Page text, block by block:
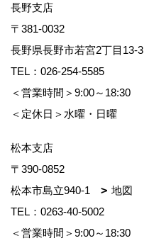
長野支店
〒381-0032
長野県長野市若宮2丁目13-3
TEL： 026-254-5585
＜営業時間＞9:00～18:30
＜定休日＞水曜・日曜
松本支店
〒390-0852
松本市島立940-1
地図
TEL： 0263-40-5002
＜営業時間＞9:00～18:30